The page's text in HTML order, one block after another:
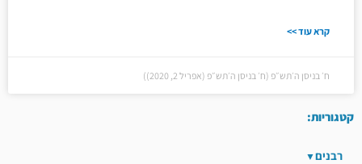
קרא עוד >>
ח׳ בניסן ה׳תש״פ (ח׳ בניסן ה׳תש״פ (אפריל 2, 2020))
קטגוריות:
רבנים